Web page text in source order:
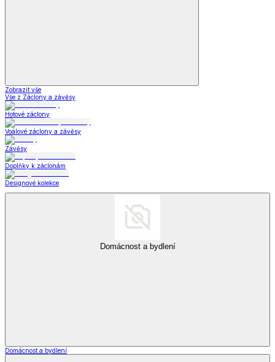
Zobrazit vše
Vše z Záclony a závěsy
Hotové záclony
Voálové záclony a závěsy
Závěsy
Doplňky k záclonám
Designové kolekce
Domácnost a bydlení
Domácnost a bydlení